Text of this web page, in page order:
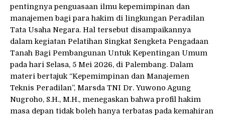
pentingnya penguasaan ilmu kepemimpinan dan
manajemen bagi para hakim di lingkungan Peradilan
Tata Usaha Negara. Hal tersebut disampaikannya
dalam kegiatan Pelatihan Singkat Sengketa Pengadaan
Tanah Bagi Pembangunan Untuk Kepentingan Umum
pada hari Selasa, 5 Mei 2026, di Palembang. Dalam
materi bertajuk “Kepemimpinan dan Manajemen
Teknis Peradilan”, Marsda TNI Dr. Yuwono Agung
Nugroho, S.H., M.H., menegaskan bahwa profil hakim
masa depan tidak boleh hanya terbatas pada kemahiran